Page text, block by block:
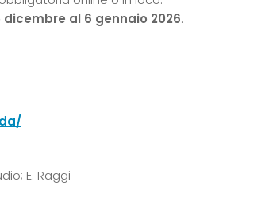
dicembre al 6 gennaio 2026.
E. Raggi